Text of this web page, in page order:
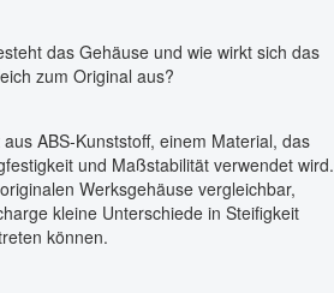
das Gehäuse und wie wirkt sich das
zum Original aus?
ABS-Kunststoff, einem Material, das
und Maßstabilität verwendet wird.
Werksgehäuse vergleichbar,
kleine Unterschiede in Steifigkeit
können.